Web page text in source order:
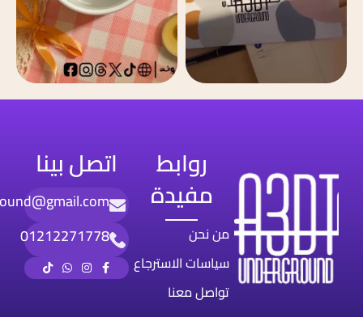
روابط
مفيدة
من نحن
سياسات الاسترجاع
تواصل معنا
اتصل بينا
01212271778